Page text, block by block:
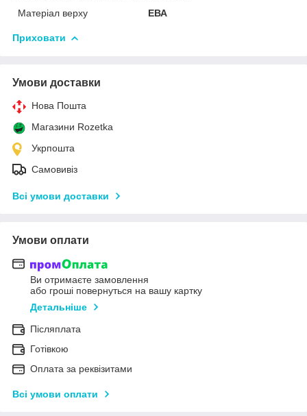
Матеріал верху
ЕВА
Приховати
Умови доставки
Нова Пошта
Магазини Rozetka
Укрпошта
Самовивіз
Всі умови доставки
Умови оплати
Ви отримаєте замовлення
або гроші повернуться на вашу картку
Детальніше
Післяплата
Готівкою
Оплата за реквізитами
Всі умови оплати